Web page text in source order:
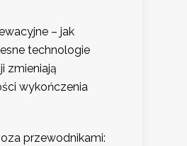
– jak
technologie
zmieniają
wykończenia
przewodnikami: